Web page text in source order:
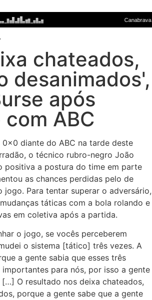
chateados,
desanimados',
após
ABC
0x0 diante do ABC na tarde deste
o técnico rubro-negro João
positiva a postura do time em parte
as chances perdidas pelo de
jogo. Para tentar superar o adversário,
táticas com a bola rolando e
em coletiva após a partida.
o jogo, se vocês perceberem
o sistema [tático] três vezes. A
a gente sabia que esses três
para nós, por isso a gente
O resultado nos deixa chateados,
porque a gente sabe que a gente